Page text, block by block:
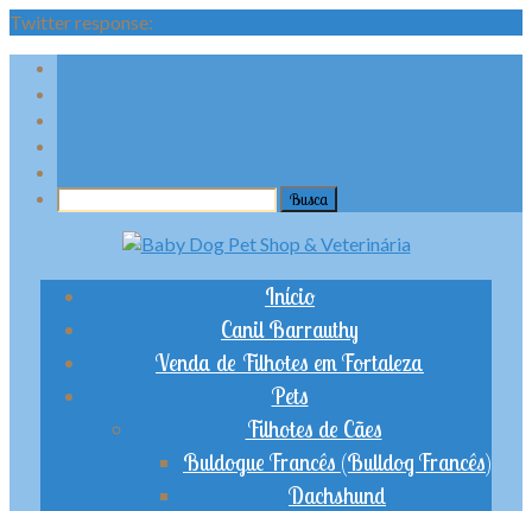
Twitter response:
Início
Canil Barrauthy
Venda de Filhotes em Fortaleza
Pets
Filhotes de Cães
Buldogue Francês (Bulldog Francês)
Dachshund